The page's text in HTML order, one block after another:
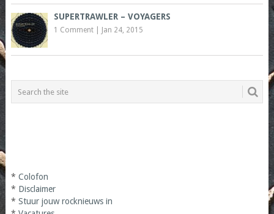
SUPERTRAWLER – VOYAGERS
1 Comment| Jan 24, 2015
* Colofon
* Disclaimer
* Stuur jouw rocknieuws in